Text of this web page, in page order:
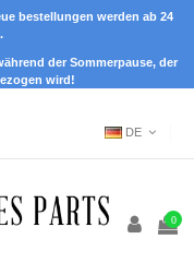
bestellungen werden ab 24
der Sommerpause, der
wird!
DE
0